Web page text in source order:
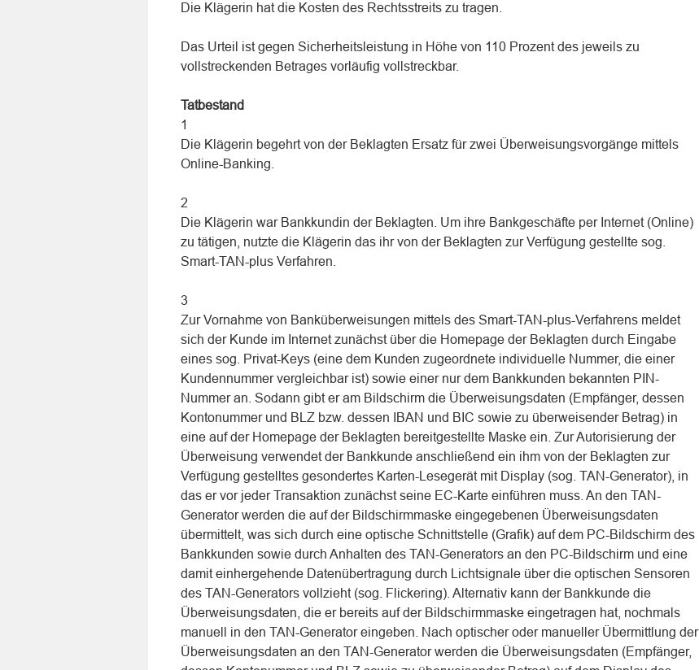
Die Klägerin hat die Kosten des Rechtsstreits zu tragen.
Das Urteil ist gegen Sicherheitsleistung in Höhe von 110 Prozent des jeweils zu
vollstreckenden Betrages vorläufig vollstreckbar.
Tatbestand
1
Die Klägerin begehrt von der Beklagten Ersatz für zwei Überweisungsvorgänge mittels
Online-Banking.
2
Die Klägerin war Bankkundin der Beklagten. Um ihre Bankgeschäfte per Internet (Online)
zu tätigen, nutzte die Klägerin das ihr von der Beklagten zur Verfügung gestellte sog.
Smart-TAN-plus Verfahren.
3
Zur Vornahme von Banküberweisungen mittels des Smart-TAN-plus-Verfahrens meldet
sich der Kunde im Internet zunächst über die Homepage der Beklagten durch Eingabe
eines sog. Privat-Keys (eine dem Kunden zugeordnete individuelle Nummer, die einer
Kundennummer vergleichbar ist) sowie einer nur dem Bankkunden bekannten PIN-
Nummer an. Sodann gibt er am Bildschirm die Überweisungsdaten (Empfänger, dessen
Kontonummer und BLZ bzw. dessen IBAN und BIC sowie zu überweisender Betrag) in
eine auf der Homepage der Beklagten bereitgestellte Maske ein. Zur Autorisierung der
Überweisung verwendet der Bankkunde anschließend ein ihm von der Beklagten zur
Verfügung gestelltes gesondertes Karten-Lesegerät mit Display (sog. TAN-Generator), in
das er vor jeder Transaktion zunächst seine EC-Karte einführen muss. An den TAN-
Generator werden die auf der Bildschirmmaske eingegebenen Überweisungsdaten
übermittelt, was sich durch eine optische Schnittstelle (Grafik) auf dem PC-Bildschirm des
Bankkunden sowie durch Anhalten des TAN-Generators an den PC-Bildschirm und eine
damit einhergehende Datenübertragung durch Lichtsignale über die optischen Sensoren
des TAN-Generators vollzieht (sog. Flickering). Alternativ kann der Bankkunde die
Überweisungsdaten, die er bereits auf der Bildschirmmaske eingetragen hat, nochmals
manuell in den TAN-Generator eingeben. Nach optischer oder manueller Übermittlung der
Überweisungsdaten an den TAN-Generator werden die Überweisungsdaten (Empfänger,